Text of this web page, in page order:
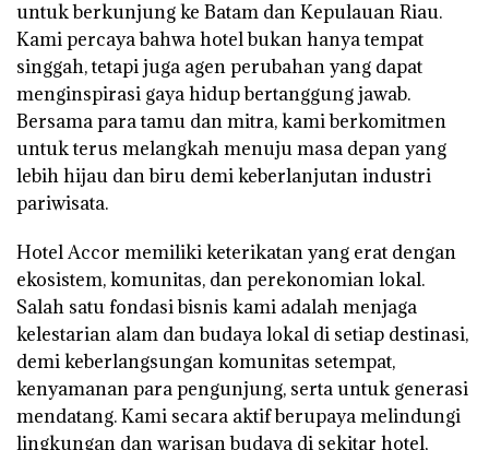
untuk berkunjung ke Batam dan Kepulauan Riau.
Kami percaya bahwa hotel bukan hanya tempat
singgah, tetapi juga agen perubahan yang dapat
menginspirasi gaya hidup bertanggung jawab.
Bersama para tamu dan mitra, kami berkomitmen
untuk terus melangkah menuju masa depan yang
lebih hijau dan biru demi keberlanjutan industri
pariwisata.
Hotel Accor memiliki keterikatan yang erat dengan
ekosistem, komunitas, dan perekonomian lokal.
Salah satu fondasi bisnis kami adalah menjaga
kelestarian alam dan budaya lokal di setiap destinasi,
demi keberlangsungan komunitas setempat,
kenyamanan para pengunjung, serta untuk generasi
mendatang. Kami secara aktif berupaya melindungi
lingkungan dan warisan budaya di sekitar hotel,